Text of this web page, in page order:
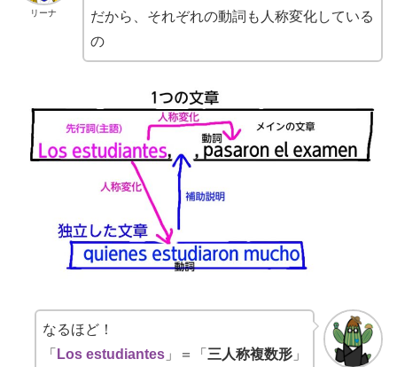
リーナ
だから、それぞれの動詞も人称変化している
の
なるほど！
「 Los estudiantes 」＝「 三人称複数形 」